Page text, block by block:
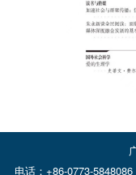
电话：+86-0773-